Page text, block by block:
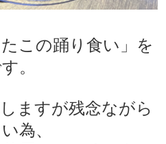
この踊り食い」を
。
ますが残念ながら
為、